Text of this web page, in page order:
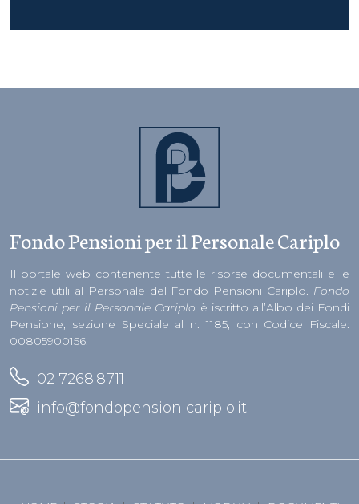
Fondo Pensioni per il Personale Cariplo
Il portale web contenente tutte le risorse documentali e le
notizie utili al Personale del Fondo Pensioni Cariplo. Fondo
Pensioni per il Personale Cariplo è iscritto all’Albo dei Fondi
Pensione, sezione Speciale al n. 1185, con Codice Fiscale:
00805900156.
02 7268.8711
info@fondopensionicariplo.it